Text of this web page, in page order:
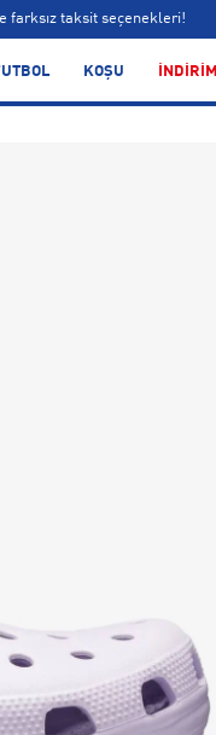
farksız taksit seçenekleri!
KOŞU İNDİRİM